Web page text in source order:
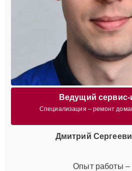
Ведущий
Специализация – ремонт
Дмитрий
Опыт работы –